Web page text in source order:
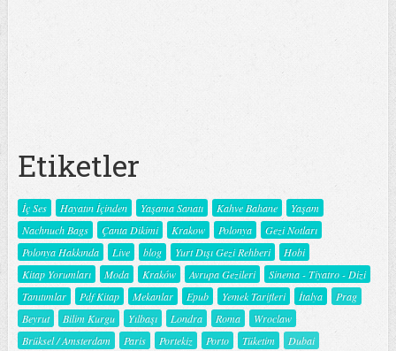
Etiketler
İç Ses Hayatın İçinden Yaşama Sanatı Kahve Bahane
Yaşam
Nachnuch Bags
Çanta Dikimi Krakow Polonya
Gezi Notları
Polonya Hakkında
Live blog Yurt Dışı Gezi Rehberi
Hobi
Kitap Yorumları
Moda Kraków Avrupa Gezileri
Sinema - Tiyatro - Dizi
Tanıtımlar
Pdf Kitap Mekanlar Epub Yemek Tarifleri İtalya
Prag
Beyrut
Bilim Kurgu Yılbaşı Londra Roma
Wroclaw
Brüksel / Amsterdam
Paris Portekiz Porto Tüketim
Dubai